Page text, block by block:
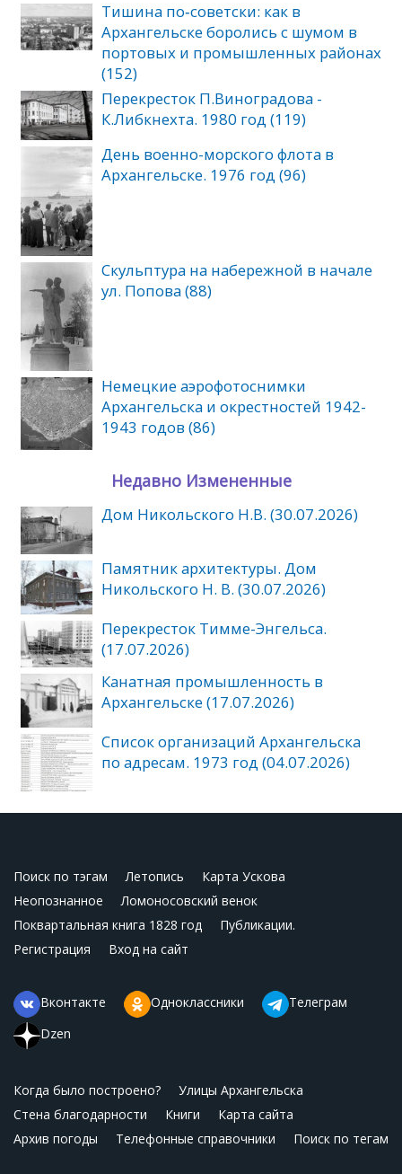
Тишина по‑советски: как в
Архангельске боролись с шумом в
портовых и промышленных районах
(152)
Перекресток П.Виноградова -
К.Либкнехта. 1980 год (119)
День военно-морского флота в
Архангельске. 1976 год (96)
Скульптура на набережной в начале
ул. Попова (88)
Немецкие аэрофотоснимки
Архангельска и окрестностей 1942-
1943 годов (86)
Недавно Измененные
Дом Никольского Н.В. (30.07.2026)
Памятник архитектуры. Дом
Никольского Н. В. (30.07.2026)
Перекресток Тимме-Энгельса.
(17.07.2026)
Канатная промышленность в
Архангельске (17.07.2026)
Список организаций Архангельска
по адресам. 1973 год (04.07.2026)
Поиск по тэгам Летопись
Карта Ускова
Неопознанное
Ломоносовский венок
Поквартальная книга 1828 год
Публикации.
Регистрация
Вход на сайт
Вконтакте Одноклассники
Телеграм
Dzen
Когда было построено?
Улицы Архангельска
Стена благодарности
Книги
Карта сайта
Архив погоды
Телефонные справочники Поиск по тегам